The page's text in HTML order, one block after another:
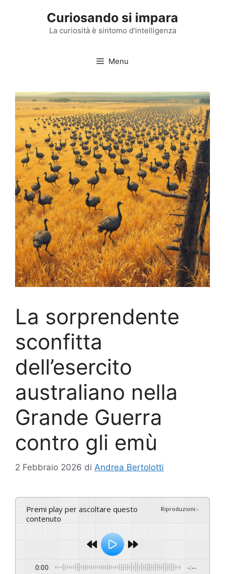
Curiosando si impara
La curiosità è sintomo d'intelligenza
Menu
La sorprendente
sconfitta
dell’esercito
australiano nella
Grande Guerra
contro gli emù
2 Febbraio 2026 di Andrea Bertolotti
Premi play per ascoltare questo
contenuto
Riproduzioni:-
0:00 -:--